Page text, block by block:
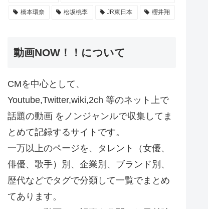
橋本環奈 松坂桃李 JR東日本 櫻井翔
動画NOW！！について
CMを中心として、
Youtube,Twitter,wiki,2ch 等のネット上で
話題の動画 をノンジャンルで収集してま
とめて記録するサイトです。
一万以上のページを、タレント（女優、
俳優、歌手）別、企業別、ブランド別、
歴代などでタグで分類して一覧でまとめ
てあります。